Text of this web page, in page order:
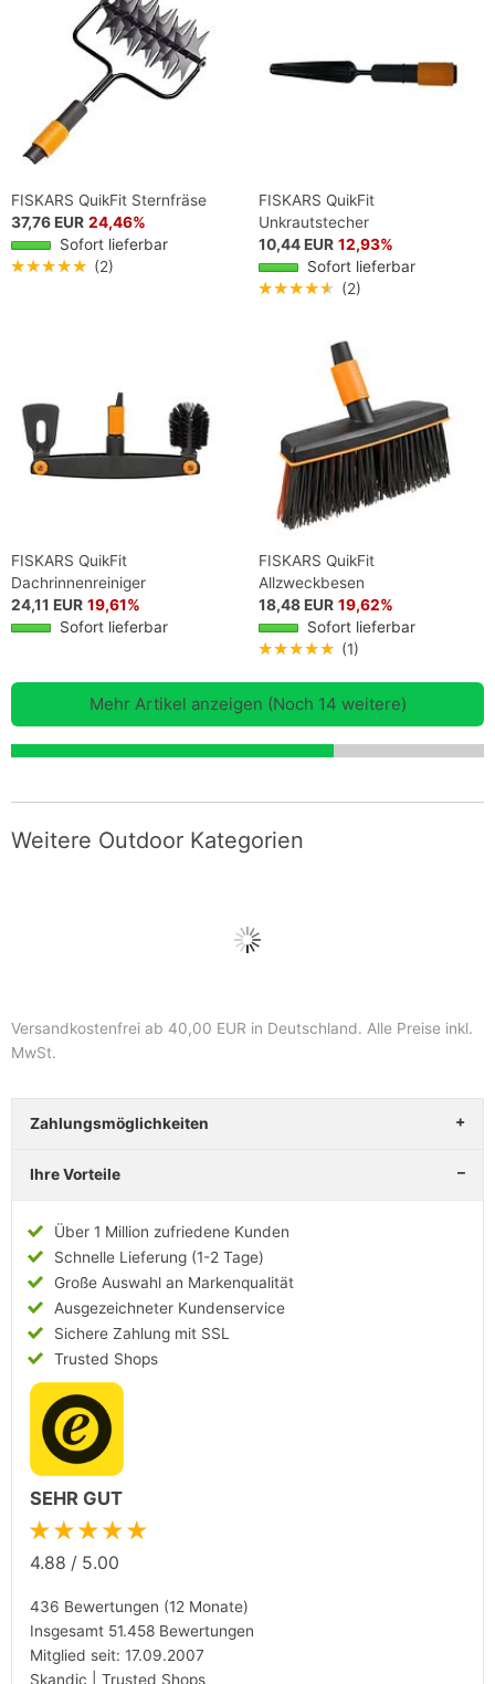
FISKARS QuikFit Sternfräse
37,76 EUR 24,46%
Sofort lieferbar
★★★★★ (2)
FISKARS QuikFit
Unkrautstecher
10,44 EUR 12,93%
Sofort lieferbar
★★★★★ (2)
FISKARS QuikFit
Dachrinnenreiniger
24,11 EUR 19,61%
Sofort lieferbar
FISKARS QuikFit
Allzweckbesen
18,48 EUR 19,62%
Sofort lieferbar
★★★★★ (1)
Mehr Artikel anzeigen (Noch 14 weitere)
Weitere Outdoor Kategorien
Versandkostenfrei ab 40,00 EUR in Deutschland. Alle Preise inkl.
MwSt.
Zahlungsmöglichkeiten
Ihre Vorteile
Über 1 Million zufriedene Kunden
Schnelle Lieferung (1-2 Tage)
Große Auswahl an Markenqualität
Ausgezeichneter Kundenservice
Sichere Zahlung mit SSL
Trusted Shops
SEHR GUT
★★★★★
4.88 / 5.00
436 Bewertungen (12 Monate)
Insgesamt 51.458 Bewertungen
Mitglied seit: 17.09.2007
Skandic | Trusted Shops